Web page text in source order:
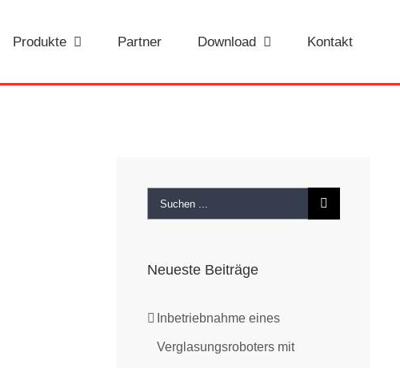
Produkte Partner Download Kontakt
Suche
Neueste Beiträge
Inbetriebnahme eines
Verglasungsroboters mit